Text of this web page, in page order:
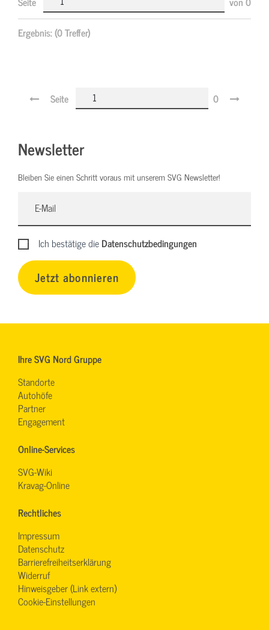
Ergebnis:(0 Treffer)
Seite 0
Newsletter
Bleiben Sie einen Schritt voraus mit unserem SVG Newsletter!
Ich bestätige dieDatenschutzbedingungen
Jetzt abonnieren
Ihre SVG Nord Gruppe
Standorte
Autohöfe
Partner
Engagement
Online-Services
SVG-Wiki
Kravag-Online
Rechtliches
Impressum
Datenschutz
Barrierefreiheitserklärung
Widerruf
Hinweisgeber (Link extern)
Cookie-Einstellungen